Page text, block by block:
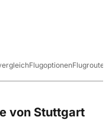
FlugoptionenFlugrouten
von Stuttgart